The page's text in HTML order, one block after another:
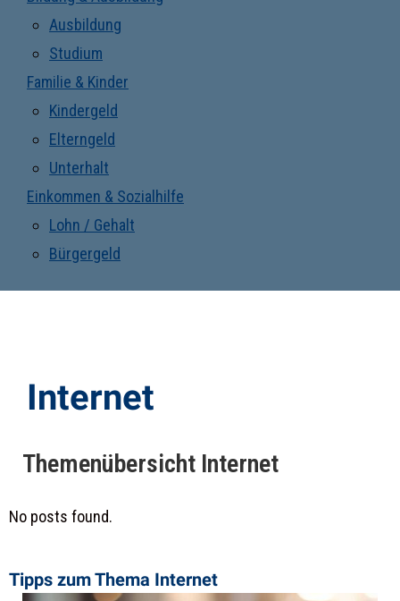
Ausbildung
Studium
Familie & Kinder
Kindergeld
Elterngeld
Unterhalt
Einkommen & Sozialhilfe
Lohn / Gehalt
Bürgergeld
Internet
Themenübersicht Internet
No posts found.
Tipps zum Thema ​Internet